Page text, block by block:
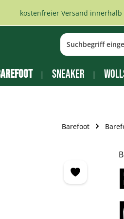
kostenfreier Versand
Sneaker
Barefoot